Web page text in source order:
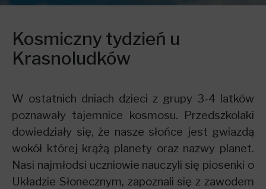
Kosmiczny tydzień u
Krasnoludków
W ostatnich dniach dzieci z grupy 3-4 latków
poznawały tajemnice kosmosu. Przedszkolaki
dowiedziały się, że nasze słońce jest gwiazdą
wokół której krążą planety oraz nazwy planet.
Nasi najmłodsi uczniowie nauczyli się piosenki o
Układzie Słonecznym, zapoznali się z zawodem